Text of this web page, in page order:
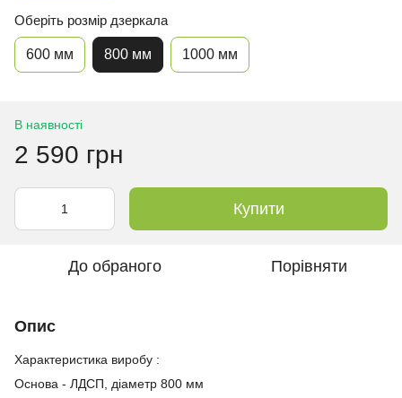
Оберіть розмір дзеркала
600 мм 800 мм 1000 мм
В наявності
2 590 грн
Купити
До обраного Порівняти
Опис
Характеристика виробу :
Основа - ЛДСП, діаметр 800 мм